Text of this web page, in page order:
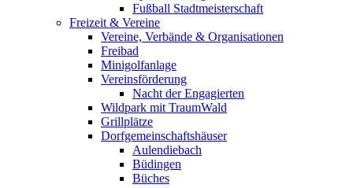
Fußball Stadtmeisterschaft
Freizeit & Vereine
Vereine, Verbände & Organisationen
Freibad
Minigolfanlage
Vereinsförderung
Nacht der Engagierten
Wildpark mit TraumWald
Grillplätze
Dorfgemeinschaftshäuser
Aulendiebach
Büdingen
Büches